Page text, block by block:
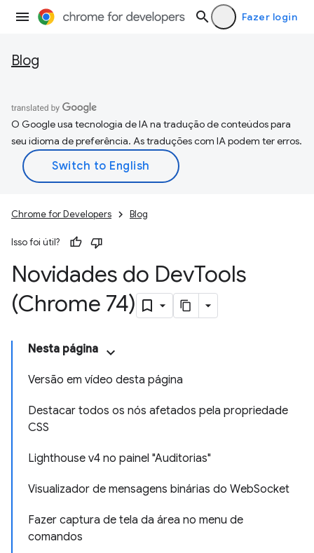
Fazer login
Blog
O Google usa tecnologia de IA na tradução de conteúdos para
seu idioma de preferência. As traduções com IA podem ter erros.
Chrome for Developers Blog
Isso foi útil?
Novidades do DevTools
(Chrome 74)
Nesta página
Versão em vídeo desta página
Destacar todos os nós afetados pela propriedade
CSS
Lighthouse v4 no painel "Auditorias"
Visualizador de mensagens binárias do WebSocket
Fazer captura de tela da área no menu de
comandos